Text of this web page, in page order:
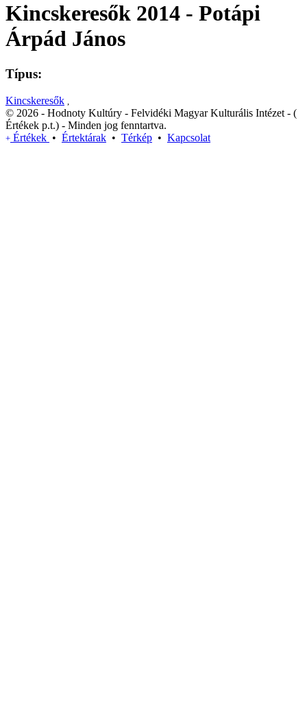
Kincskeresők 2014 - Potápi
Árpád János
Típus:
Kincskeresők
© 2026 - Hodnoty Kultúry - Felvidéki Magyar Kulturális Intézet - (
Értékek p.t.) - Minden jog fenntartva.
+ Értékek • Értektárak • Térkép • Kapcsolat